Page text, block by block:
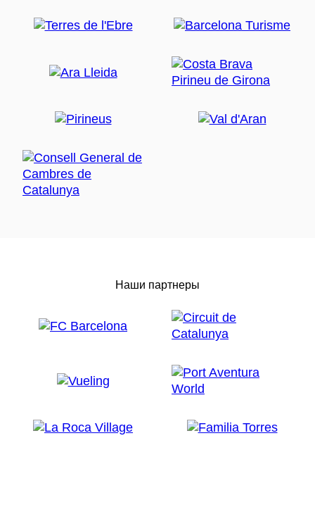
Наши партнеры